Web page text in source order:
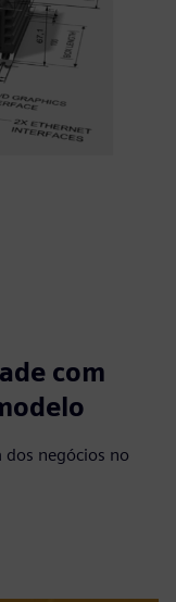
com
dos negócios no